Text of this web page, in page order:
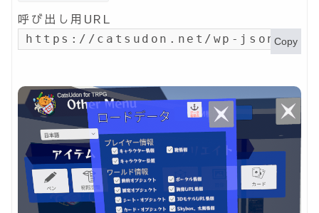
呼び出し用URL
https://catsudon.net/wp-json/my-
Copy